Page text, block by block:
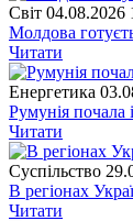
Свiт 04.08.2026
Молдова
Читати
Енергетика
Румунія почала
Читати
Суспiльство
В регіонах
Читати